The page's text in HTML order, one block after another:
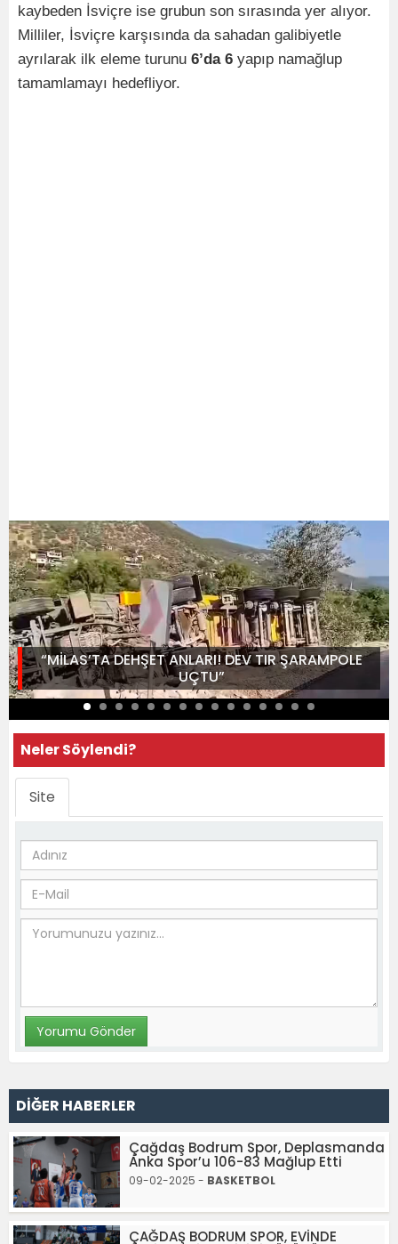
kaybeden İsviçre ise grubun son sırasında yer alıyor.
Milliler, İsviçre karşısında da sahadan galibiyetle
ayrılarak ilk eleme turunu 6’da 6 yapıp namağlup
tamamlamayı hedefliyor.
“MİLAS’TA DEHŞET ANLARI! DEV TIR ŞARAMPOLE
UÇTU”
Neler Söylendi?
Site
DİĞER HABERLER
Çağdaş Bodrum Spor, Deplasmanda
Anka Spor’u 106-83 Mağlup Etti
09-02-2025 - BASKETBOL
ÇAĞDAŞ BODRUM SPOR, EVİNDE